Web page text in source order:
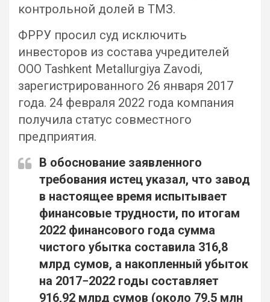
контрольной долей в ТМЗ.
ФРРУ просил суд исключить
инвесторов из состава учредителей
ООО Tashkent Metallurgiya Zavodi,
зарегистрированного 26 января 2017
года. 24 февраля 2022 года компания
получила статус совместного
предприятия.
В обоснование заявленного
требования истец указал, что завод
в настоящее время испытывает
финансовые трудности, по итогам
2022 финансового года сумма
чистого убытка составила 316,8
млрд сумов, а накопленный убыток
на 2017−2022 годы составляет
916,92 млрд сумов (около 79,5 млн